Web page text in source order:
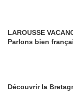
LAROUSSE
Parlons bien
Découvrir la